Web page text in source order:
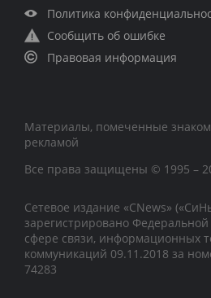
Политика
Сообщить об ошибке
Правовая информация
Материалы, помеченные
рекламой
Все права защищены © 1995 –
Сетевое издание «CNews»
зарегистрировано
сфере связи, информационных
коммуникаций 09.11.2018 за
74283